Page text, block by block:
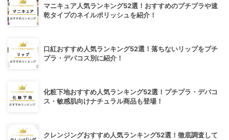
マニキュア人気ランキング52選！おすすめのプチプラや速
乾タイプのネイルポリッシュを紹介！
口紅おすすめ人気ランキング52選！落ちないリップをプチ
プラ・デパコス別に紹介！
化粧下地おすすめ人気ランキング52選！プチプラ・デパコ
ス・敏感肌向けナチュラル商品も登場！
クレンジングおすすめ人気ランキング52選！徹底調査して